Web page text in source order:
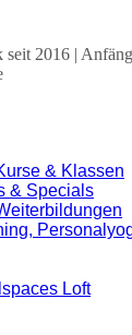
2016 |
& Klassen
& Specials
Loft